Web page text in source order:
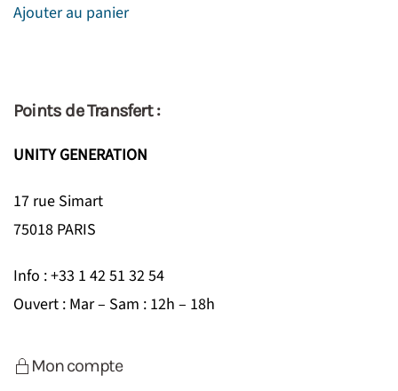
Ajouter au panier
Points de Transfert :
UNITY GENERATION
17 rue Simart
75018 PARIS
Info : +33 1 42 51 32 54
Ouvert : Mar – Sam : 12h – 18h
Mon compte